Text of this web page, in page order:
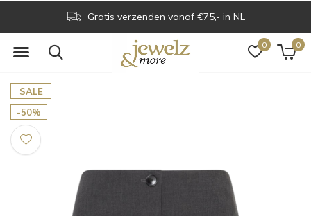
0 0
Gratis verzenden vanaf €75,- in NL
SALE
-50%